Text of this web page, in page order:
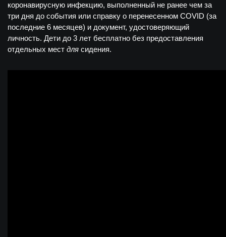
коронавирусную инфекцию, выполненный не ранее чем за
три дня до события или справку о перенесенном COVID (за
последние 6 месяцев) и документ, удостоверяющий
личность. Дети до 3 лет бесплатно без предоставления
отдельных мест для сидения.